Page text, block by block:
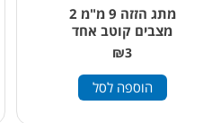
מתג הזזה 9 מ"מ 2
מצבים קוטב אחד
₪3
הוספה לסל